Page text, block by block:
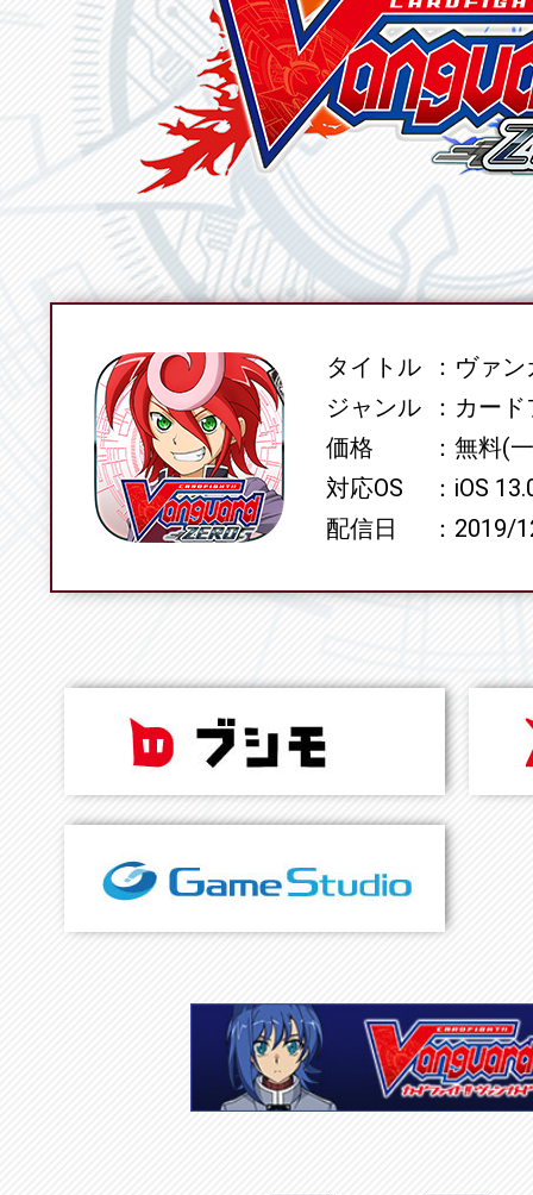
SPECタイトル
ヴァン
ジャンル
カード
価格
無料(
対応OS
iOS
配信日
2019/